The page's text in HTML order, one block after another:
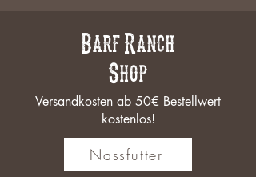
Barf Ranch
Shop
Versandkosten ab 50€ Bestellwert
kostenlos!
Nassfutter